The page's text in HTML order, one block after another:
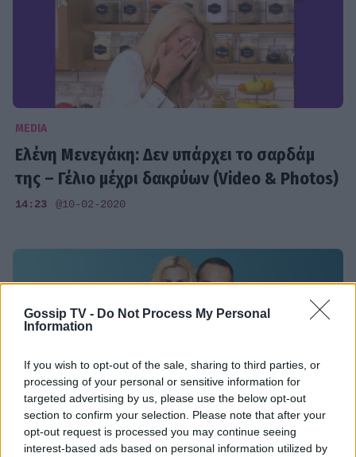
Gossip TV - Do Not Process My Personal
Information
If you wish to opt-out of the sale, sharing to third parties, or
processing of your personal or sensitive information for
targeted advertising by us, please use the below opt-out
section to confirm your selection. Please note that after your
opt-out request is processed you may continue seeing
interest-based ads based on personal information utilized by
MEDIA
Ελένη Μενεγάκη: Δεν υπάρχει το σαρδάμ
της – Γέλιο μέχρι δακρύων (Video & Photos)
14:23 @10-02-2020